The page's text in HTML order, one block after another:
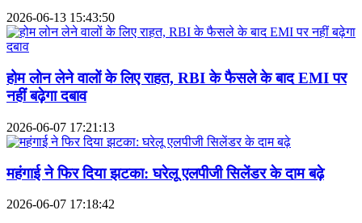
2026-06-13 15:43:50
होम लोन लेने वालों के लिए राहत, RBI के फैसले के बाद EMI पर
नहीं बढ़ेगा दबाव
2026-06-07 17:21:13
महंगाई ने फिर दिया झटका: घरेलू एलपीजी सिलेंडर के दाम बढ़े
2026-06-07 17:18:42